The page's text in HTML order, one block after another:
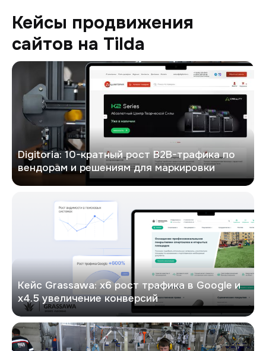
Кейсы продвижения
сайтов на Tilda
Digitoria
Digitoria: 10-кратный рост B2B-трафика по
вендорам и решениям для маркировки
Кейс Grassawa: х6 рост трафика в Google и
х4.5 увеличение конверсий
PitON